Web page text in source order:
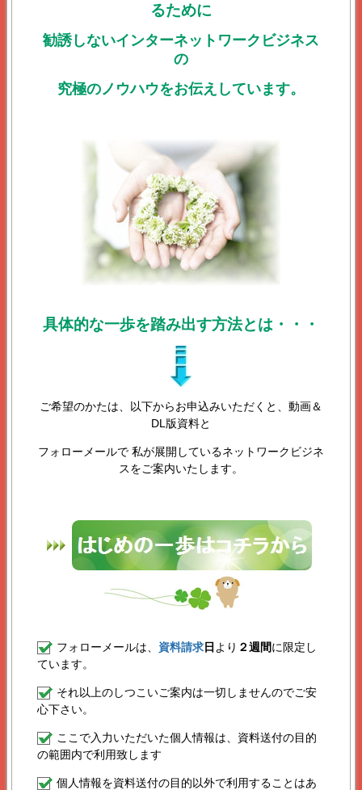
るために
勧誘しないインターネットワークビジネス
の
究極のノウハウをお伝えしています。
具体的な一歩を踏み出す方法とは・・・
ご希望のかたは、以下からお申込みいただくと、動画＆
DL版資料と
フォローメールで 私が展開しているネットワークビジネ
スをご案内いたします。
フォローメールは、 資料請求日 より ２週間に限定し
ています。
それ以上のしつこいご案内は一切しませんのでご安
心下さい。
ここで入力いただいた個人情報は、資料送付の目的
の範囲内で利用致します
個人情報を資料送付の目的以外で利用することはあ